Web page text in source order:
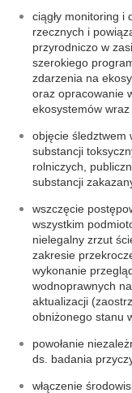
ciągły monitoring i
rzecznych i
przyrodniczo w
szerokiego
zdarzenia na
oraz opracowanie
ekosystemów
objęcie śledztwem
substancji
rolniczych,
substancji
wszczęcie
wszystkim
nielegalny zrzut
zakresie
wykonanie
wodnoprawnych
aktualizacji
obniżonego stanu
powołanie
ds. badania
włączenie